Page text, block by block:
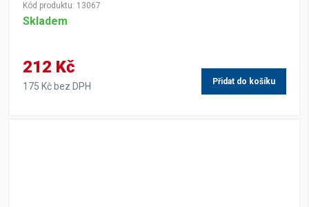
Kód produktu: 13067
Skladem
212 Kč
175 Kč bez DPH Přidat do košíku